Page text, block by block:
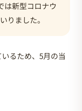
は新型コロナウ
りました。
るため、5月の当